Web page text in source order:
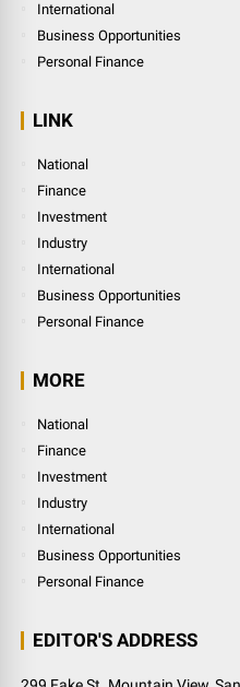
International
Business Opportunities
Personal Finance
LINK
National
Finance
Investment
Industry
International
Business Opportunities
Personal Finance
MORE
National
Finance
Investment
Industry
International
Business Opportunities
Personal Finance
EDITOR'S ADDRESS